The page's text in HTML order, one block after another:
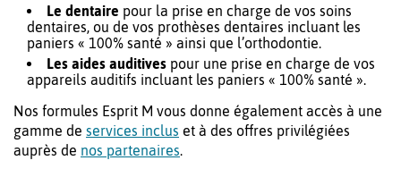
Le dentaire pour la prise en charge de vos soins
dentaires, ou de vos prothèses dentaires incluant les
paniers « 100% santé » ainsi que l’orthodontie.
Les aides auditives pour une prise en charge de vos
appareils auditifs incluant les paniers « 100% santé ».
Nos formules Esprit M vous donne également accès à une
gamme de services inclus et à des offres privilégiées
auprès de nos partenaires.